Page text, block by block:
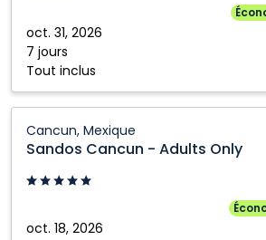
oct. 31, 2026
7 jours
Tout inclus
Cancun:
Cancun,
Mexique
Cancun, Mexique
Sandos Cancun - Adults Only
oct. 18, 2026
Cancun
Adults
Cancun,